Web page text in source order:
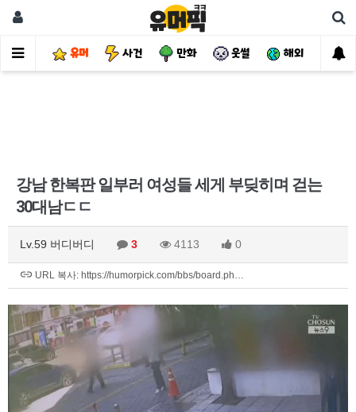
유머 사건 만화 웃썰 해외 핫
강남 한복판 일부러 여성들 세게 부딪히며 걷는
30대남ㄷㄷ
Lv.59 버디버디 3 4113 0
URL 복사: https://humorpick.com/bbs/board.ph…